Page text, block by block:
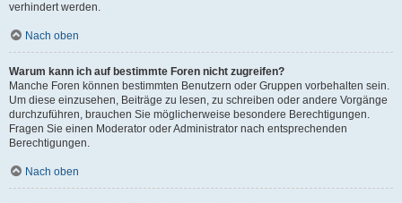
verhindert werden.
Nach oben
Warum kann ich auf bestimmte Foren nicht zugreifen?
Manche Foren können bestimmten Benutzern oder Gruppen vorbehalten sein.
Um diese einzusehen, Beiträge zu lesen, zu schreiben oder andere Vorgänge
durchzuführen, brauchen Sie möglicherweise besondere Berechtigungen.
Fragen Sie einen Moderator oder Administrator nach entsprechenden
Berechtigungen.
Nach oben